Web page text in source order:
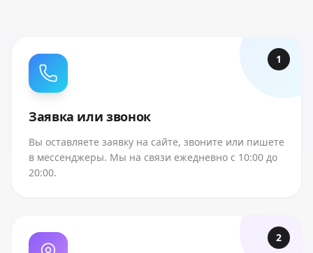
1
Заявка или звонок
Вы оставляете заявку на сайте, звоните или пишете
в мессенджеры. Мы на связи ежедневно с 10:00 до
20:00.
2